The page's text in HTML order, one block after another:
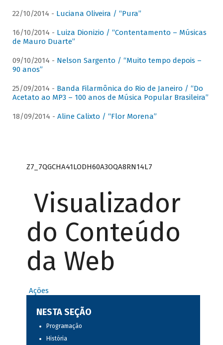
22/10/2014 - Luciana Oliveira / “Pura”
16/10/2014 - Luiza Dionizio / “Contentamento – Músicas
de Mauro Duarte”
09/10/2014 - Nelson Sargento / “Muito tempo depois –
90 anos”
25/09/2014 - Banda Filarmônica do Rio de Janeiro / “Do
Acetato ao MP3 – 100 anos de Música Popular Brasileira”
18/09/2014 - Aline Calixto / “Flor Morena”
Z7_7QGCHA41LODH60A3OQA8RN14L7
Visualizador
do Conteúdo
da Web
Ações
NESTA SEÇÃO
Programação
História